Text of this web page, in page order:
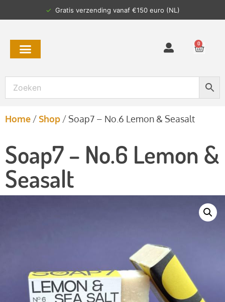
✓ Gratis verzending vanaf €150 euro (NL)
0
Home / Shop / Soap7 – No.6 Lemon & Seasalt
Soap7 – No.6 Lemon &
Seasalt